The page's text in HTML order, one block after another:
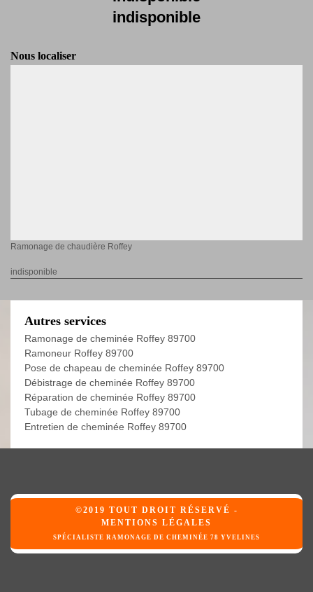
indisponible
Nous localiser
Ramonage de chaudière Roffey
indisponible
Autres services
Ramonage de cheminée Roffey 89700
Ramoneur Roffey 89700
Pose de chapeau de cheminée Roffey 89700
Débistrage de cheminée Roffey 89700
Réparation de cheminée Roffey 89700
Tubage de cheminée Roffey 89700
Entretien de cheminée Roffey 89700
©2019 TOUT DROIT RÉSERVÉ -
MENTIONS LÉGALES
SPÉCIALISTE RAMONAGE DE CHEMINÉE 78 YVELINES